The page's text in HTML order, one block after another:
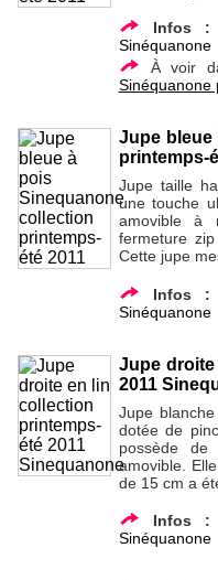
Infos :
Sinéquanone
À voir
Sinéquanone
Jupe
printemps-
Jupe taille
une touche
amovible à
fermeture
Cette jupe
Infos :
Sinéquanone
Jupe
2011
Jupe
dotée de
possède
amovible.
de 15 cm a
Infos :
Sinéquanone